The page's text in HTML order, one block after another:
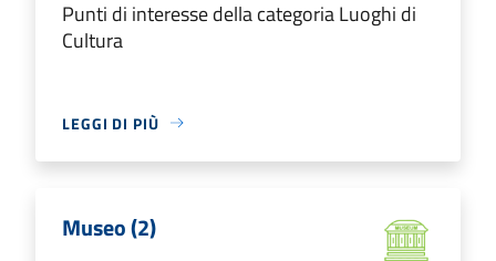
Punti di interesse della categoria Luoghi di
Cultura
LEGGI DI PIÙ
Museo (2)